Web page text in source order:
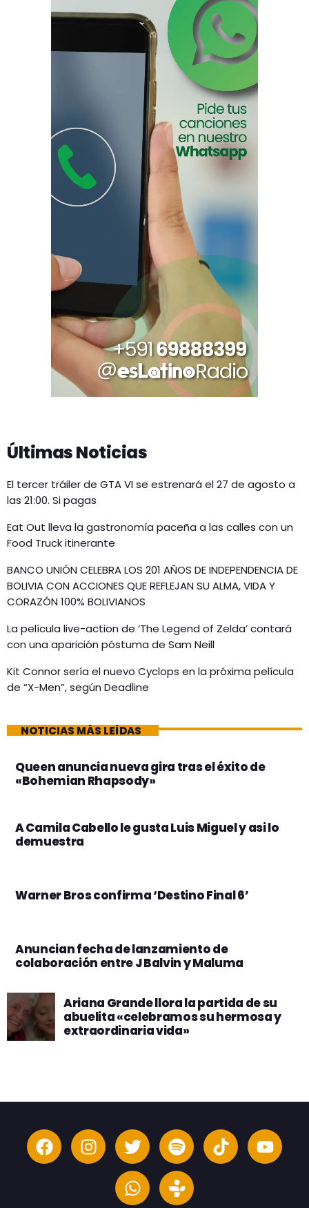
Últimas Noticias
El tercer tráiler de GTA VI se estrenará el 27 de agosto a
las 21:00. Si pagas
Eat Out lleva la gastronomía paceña a las calles con un
Food Truck itinerante
BANCO UNIÓN CELEBRA LOS 201 AÑOS DE INDEPENDENCIA DE
BOLIVIA CON ACCIONES QUE REFLEJAN SU ALMA, VIDA Y
CORAZÓN 100% BOLIVIANOS
La película live-action de ‘The Legend of Zelda’ contará
con una aparición póstuma de Sam Neill
Kit Connor sería el nuevo Cyclops en la próxima película
de “X-Men”, según Deadline
NOTICIAS MÁS LEÍDAS
Queen anuncia nueva gira tras el éxito de
«Bohemian Rhapsody»
A Camila Cabello le gusta Luis Miguel y asi lo
demuestra
Warner Bros confirma ‘Destino Final 6’
Anuncian fecha de lanzamiento de
colaboración entre J Balvin y Maluma
Ariana Grande llora la partida de su
abuelita «celebramos su hermosa y
extraordinaria vida»